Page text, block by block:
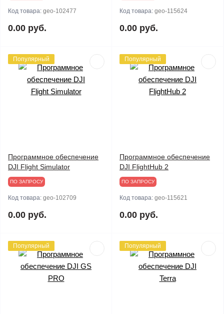
Код товара: geo-102477
0.00 руб.
Код товара: geo-115624
0.00 руб.
Популярный
Программное обеспечение
DJI Flight Simulator
ПО ЗАПРОСУ
Код товара: geo-102709
0.00 руб.
Популярный
Программное обеспечение
DJI FlightHub 2
ПО ЗАПРОСУ
Код товара: geo-115621
0.00 руб.
Популярный Популярный